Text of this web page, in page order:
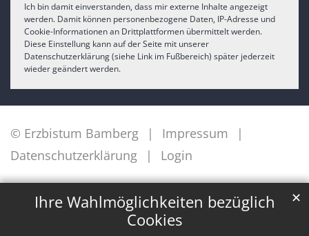
Ihre Wahlmöglichkeiten bezüglich
Cookies
✕
Ich bin damit einverstanden, dass mir externe Inhalte angezeigt
werden. Damit können personenbezogene Daten, IP-Adresse und
Cookie-Informationen an Drittplattformen übermittelt werden.
Diese Einstellung kann auf der Seite mit unserer
Datenschutzerklärung (siehe Link im Fußbereich) später jederzeit
wieder geändert werden.
© Erzbistum Bamberg
Impressum
Datenschutzerklärung
Login